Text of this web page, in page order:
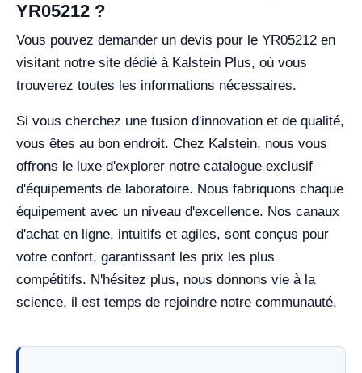
YR05212 ?
Vous pouvez demander un devis pour le YR05212 en
visitant notre site dédié à Kalstein Plus, où vous
trouverez toutes les informations nécessaires.
Si vous cherchez une fusion d'innovation et de qualité,
vous êtes au bon endroit. Chez Kalstein, nous vous
offrons le luxe d'explorer notre catalogue exclusif
d'équipements de laboratoire. Nous fabriquons chaque
équipement avec un niveau d'excellence. Nos canaux
d'achat en ligne, intuitifs et agiles, sont conçus pour
votre confort, garantissant les prix les plus
compétitifs. N'hésitez plus, nous donnons vie à la
science, il est temps de rejoindre notre communauté.